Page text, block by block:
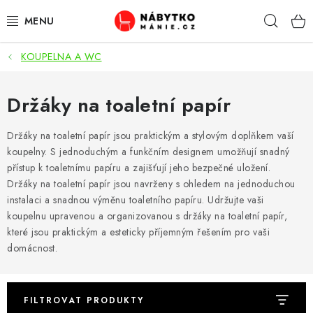
na
OBÝVACÍ POKOJ
KUCHYŇ A JÍDELNA
LOŽNICE
DĚTSKÝ POKOJ
KANCELÁŘ / PRACOVNA
KOUPELNA A WC
KOUPELNA A WC
Držáky na toaletní papír
Držáky na toaletní papír jsou praktickým a stylovým doplňkem vaší
koupelny. S jednoduchým a funkčním designem umožňují snadný
přístup k toaletnímu papíru a zajišťují jeho bezpečné uložení.
Držáky na toaletní papír jsou navrženy s ohledem na jednoduchou
instalaci a snadnou výměnu toaletního papíru. Udržujte vaši
koupelnu upravenou a organizovanou s držáky na toaletní papír,
které jsou praktickým a esteticky příjemným řešením pro vaši
domácnost.
FILTROVAT PRODUKTY